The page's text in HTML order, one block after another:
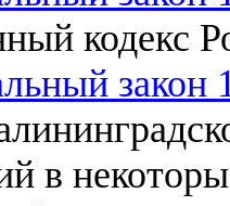
кодекс
закон
в